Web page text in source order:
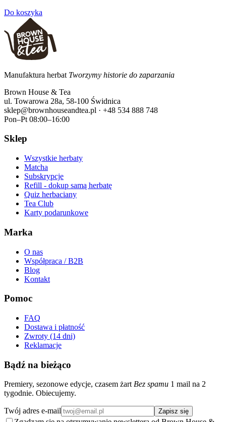
Do koszyka
Manufaktura herbat Tworzymy historie do zaparzania
Brown House & Tea
ul. Towarowa 28a, 58-100 Świdnica
sklep@brownhouseandtea.pl · +48 534 888 748
Pon–Pt 08:00–16:00
Sklep
Wszystkie herbaty
Matcha
Subskrypcje
Refill - dokup samą herbatę
Quiz herbaciany
Tea Club
Karty podarunkowe
Marka
O nas
Współpraca / B2B
Blog
Kontakt
Pomoc
FAQ
Dostawa i płatność
Zwroty (14 dni)
Reklamacje
Bądź na bieżąco
Premiery, sezonowe edycje, czasem żart Bez spamu 1 mail na 2
tygodnie. Obiecujemy.
Twój adres e-mail Zapisz się